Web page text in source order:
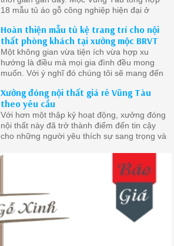
18 mẫu tủ áo gỗ công nghiệp hiện đại ở
Hoàn thiện mẫu tủ kệ trang trí cho nội
thất phòng khách tại xưởng mộc BRVT
Một không gian vừa tiện ích vừa hợp xu
hướng là điều mà mọi gia đình đều mong
muốn. Với ý nghĩ đó chúng tôi sẽ mang đến
nhất
Xưởng đóng nội thất giá rẻ Vũng Tàu
theo yêu cầu
Với hơn một thập kỷ hoạt động, xưởng đóng
nội thất này đã trở thành điểm đến tin cậy
cho những người yêu thích sự sang trọng và